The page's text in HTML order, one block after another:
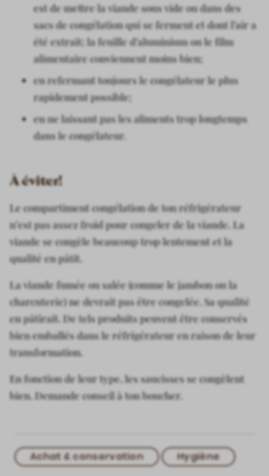
est de mettre la viande sous vide ou dans des
sacs de congélation qui se ferment et dont l’air a
été extrait; la feuille d’aluminium ou le film
alimentaire conviennent moins bien;
en refermant toujours le congélateur le plus
rapidement possible;
en ne laissant pas les aliments trop longtemps
dans le congélateur.
À éviter!
Le compartiment congélation de ton réfrigérateur
n’est pas assez froid pour congeler de la viande. La
viande se congèle beaucoup trop lentement et la
qualité en pâtit.
La viande fumée ou salée (comme le jambon ou la
charcuterie) ne devrait pas être congelée. Sa qualité
en pâtirait. De tels produits peuvent être conservés
bien emballés dans le réfrigérateur en raison de leur
transformation.
En fonction de leur type, les saucisses se congèlent
bien. Demande conseil à ton boucher.
Achat & conservation Hygiène